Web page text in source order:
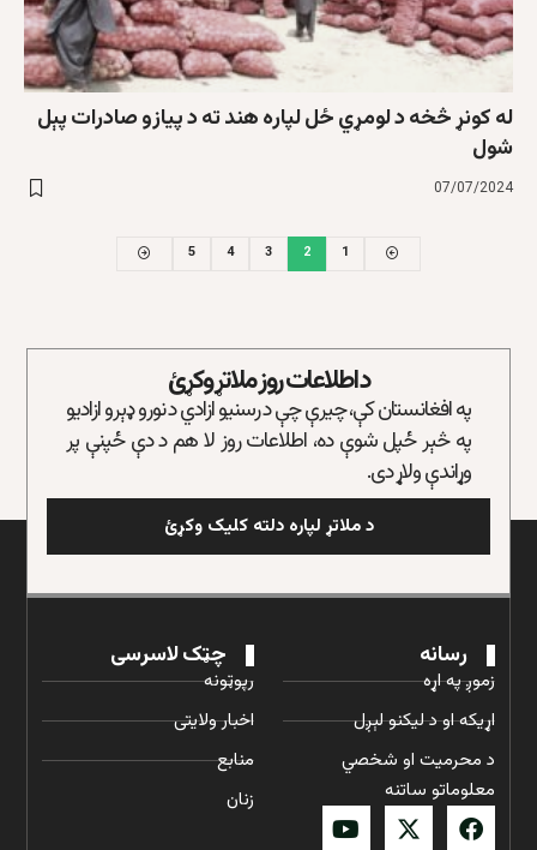
له کونړ څخه د لومړي ځل لپاره هند ته د پیازو صادرات پېل
شول
07/07/2024
1
2
3
4
5
د اطلاعات روز ملاتړ وکړئ
په افغانستان کې، چیرې چې د رسنیو ازادي د نورو ډېرو ازادیو
په څېر ځپل شوې ده، اطلاعات روز لا هم د دې ځپنې پر
وړاندې ولاړ دی.
د ملاتړ لپاره دلته کلیک وکړئ
رسانه
زموږ په اړه
اړیکه او د لیکنو لېږل
د محرمیت او شخصي
معلوماتو ساتنه
چټک لاسرسی
رپوټونه
اخبار ولایتی
منابع
زنان